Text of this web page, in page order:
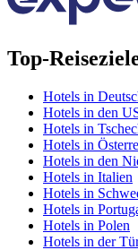
Top-
Hotels in
Hotels in den
Hotels in
Hotels in
Hotels in den
Hotels in Italien
Hotels in
Hotels in
Hotels in Polen
Hotels in der